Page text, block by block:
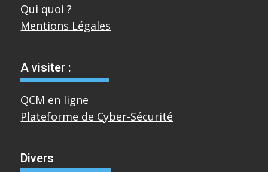
Qui quoi ?
Mentions Légales
A visiter :
QCM en ligne
Plateforme de Cyber-Sécurité
Divers